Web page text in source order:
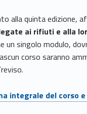
alla quinta edizione,
ai rifiuti e alla
un singolo modulo,
corso saranno
integrale del corso